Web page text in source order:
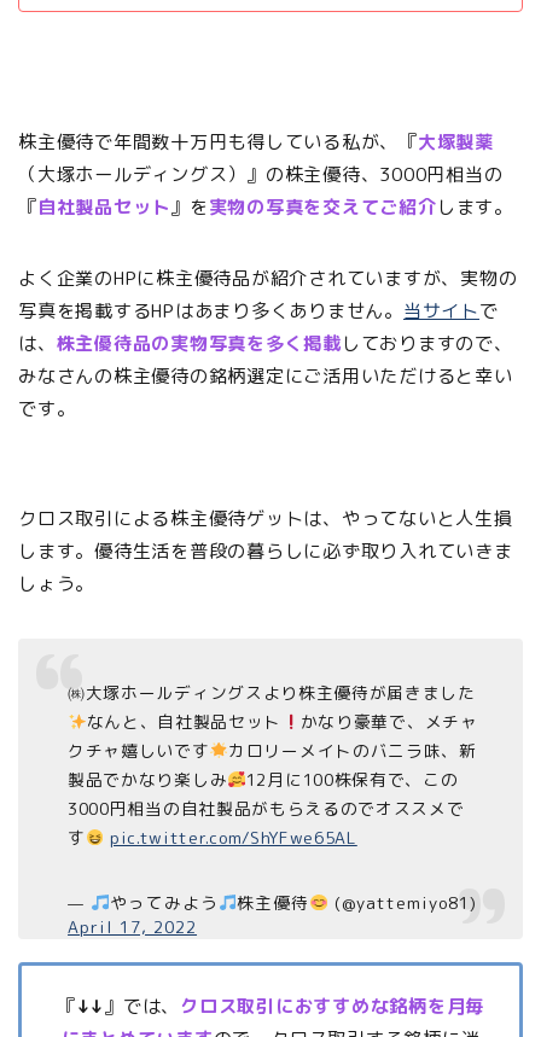
株主優待で年間数十万円も得している私が、『大塚製薬
（大塚ホールディングス）』の株主優待、3000円相当の
『自社製品セット』を実物の写真を交えてご紹介します。
よく企業のHPに株主優待品が紹介されていますが、実物の
写真を掲載するHPはあまり多くありません。 当サイトで
は、 株主優待品の実物写真を多く掲載しておりますので、
みなさんの株主優待の銘柄選定にご活用いただけると幸い
です。
クロス取引による株主優待ゲットは、やってないと人生損
します。優待生活を普段の暮らしに必ず取り入れていきま
しょう。
㈱大塚ホールディングスより株主優待が届きました
なんと、自社製品セット
かなり豪華で、メチャ
クチャ嬉しいです
カロリーメイトのバニラ味、新
製品でかなり楽しみ
12月に100株保有で、この
3000円相当の自社製品がもらえるのでオススメで
す
pic.twitter.com/ShYFwe65AL
— やってみよう 株主優待
(@yattemiyo81)
April 17, 2022
『↓↓』では、 クロス取引におすすめな銘柄を月毎